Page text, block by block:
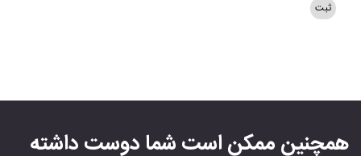
همچنین ممکن است شما دوست داشته